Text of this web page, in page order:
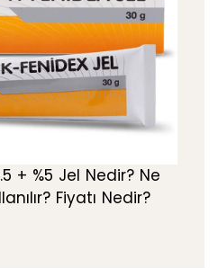
+ %5 Jel Nedir? Ne
Fiyatı Nedir?